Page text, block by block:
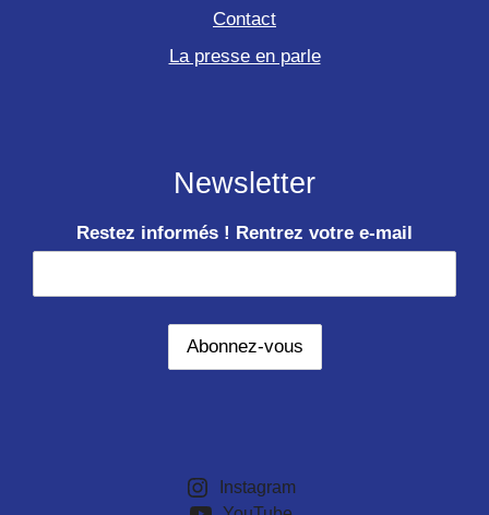
Contact
La presse en parle
Newsletter
Restez informés ! Rentrez votre e-mail
Instagram